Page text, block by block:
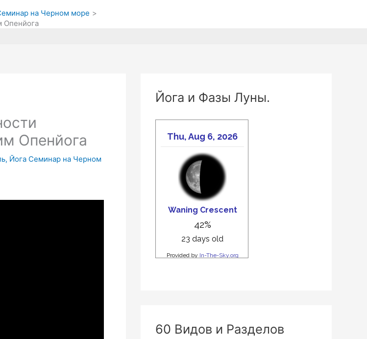
на Черном море
Опенйога
Опенйога
Йога Семинар на Черном
Йога и Фазы Луны.
60 Видов и Разделов